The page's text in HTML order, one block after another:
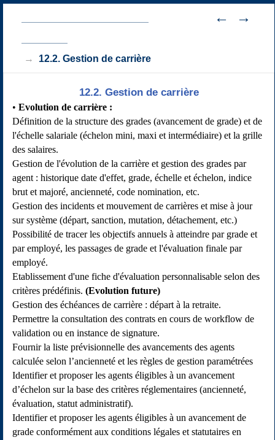
12.2. Gestion de carrière
12.2. Gestion de carrière
Evolution de carrière :
Définition de la structure des grades (avancement de grade) et de
l'échelle salariale (échelon mini, maxi et intermédiaire) et la grille
des salaires.
Gestion de l'évolution de la carrière et gestion des grades par
agent : historique date d'effet, grade, échelle et échelon, indice
brut et majoré, ancienneté, code nomination, etc.
Gestion des incidents et mouvement de carrières et mise à jour
sur système (départ, sanction, mutation, détachement, etc.)
Possibilité de tracer les objectifs annuels à atteindre par grade et
par employé, les passages de grade et l'évaluation finale par
employé.
Etablissement d'une fiche d'évaluation personnalisable selon des
critères prédéfinis. (Evolution future)
Gestion des échéances de carrière : départ à la retraite.
Permettre la consultation des contrats en cours de workflow de
validation ou en instance de signature.
Fournir la liste prévisionnelle des avancements des agents
calculée selon l’ancienneté et les règles de gestion paramétrées
Identifier et proposer les agents éligibles à un avancement
d’échelon sur la base des critères réglementaires (ancienneté,
évaluation, statut administratif).
Identifier et proposer les agents éligibles à un avancement de
grade conformément aux conditions légales et statutaires en